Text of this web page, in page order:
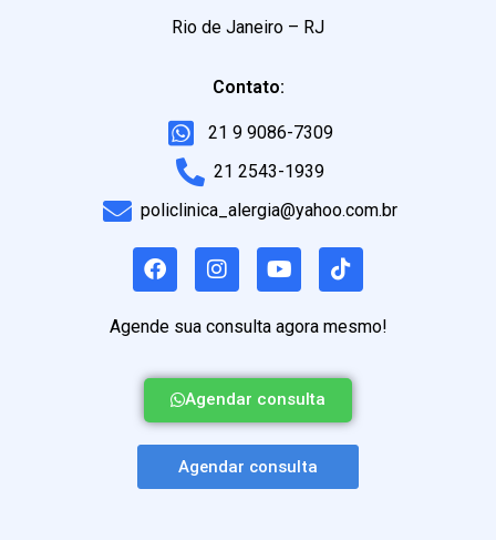
Rio de Janeiro – RJ
Contato:
21 9 9086-7309
21 2543-1939
policlinica_alergia@yahoo.com.br
Agende sua consulta agora mesmo!
Agendar consulta